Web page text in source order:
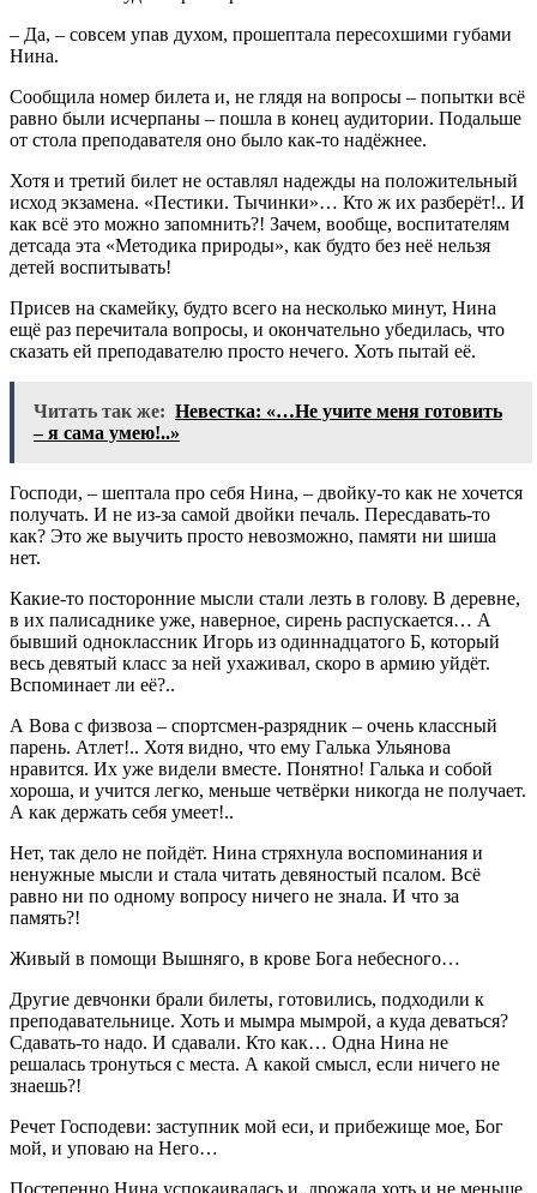
– Да, – совсем упав духом, прошептала пересохшими губами
Нина.
Сообщила номер билета и, не глядя на вопросы – попытки всё
равно были исчерпаны – пошла в конец аудитории. Подальше
от стола преподавателя оно было как-то надёжнее.
Хотя и третий билет не оставлял надежды на положительный
исход экзамена. «Пестики. Тычинки»… Кто ж их разберёт!.. И
как всё это можно запомнить?! Зачем, вообще, воспитателям
детсада эта «Методика природы», как будто без неё нельзя
детей воспитывать!
Присев на скамейку, будто всего на несколько минут, Нина
ещё раз перечитала вопросы, и окончательно убедилась, что
сказать ей преподавателю просто нечего. Хоть пытай её.
Читать так же: Невестка: «…Не учите меня готовить
– я сама умею!..»
Господи, – шептала про себя Нина, – двойку-то как не хочется
получать. И не из-за самой двойки печаль. Пересдавать-то
как? Это же выучить просто невозможно, памяти ни шиша
нет.
Какие-то посторонние мысли стали лезть в голову. В деревне,
в их палисаднике уже, наверное, сирень распускается… А
бывший одноклассник Игорь из одиннадцатого Б, который
весь девятый класс за ней ухаживал, скоро в армию уйдёт.
Вспоминает ли её?..
А Вова с физвоза – спортсмен-разрядник – очень классный
парень. Атлет!.. Хотя видно, что ему Галька Ульянова
нравится. Их уже видели вместе. Понятно! Галька и собой
хороша, и учится легко, меньше четвёрки никогда не получает.
А как держать себя умеет!..
Нет, так дело не пойдёт. Нина стряхнула воспоминания и
ненужные мысли и стала читать девяностый псалом. Всё
равно ни по одному вопросу ничего не знала. И что за
память?!
Живый в помощи Вышняго, в крове Бога небесного…
Другие девчонки брали билеты, готовились, подходили к
преподавательнице. Хоть и мымра мымрой, а куда деваться?
Сдавать-то надо. И сдавали. Кто как… Одна Нина не
решалась тронуться с места. А какой смысл, если ничего не
знаешь?!
Речет Господеви: заступник мой еси, и прибежище мое, Бог
мой, и уповаю на Него…
Постепенно Нина успокаивалась и, дрожала хоть и не меньше,